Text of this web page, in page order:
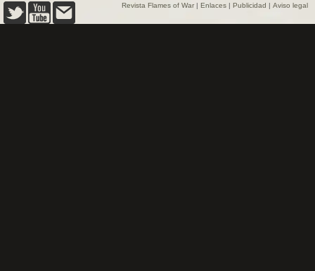
Revista Flames of War | Enlaces | Publicidad | Aviso legal